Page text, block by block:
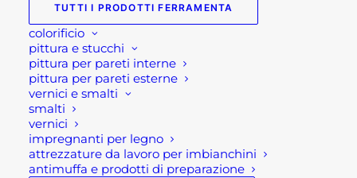
TUTTI I PRODOTTI FERRAMENTA
colorificio
pittura e stucchi
pittura per pareti interne
pittura per pareti esterne
vernici e smalti
smalti
vernici
impregnanti per legno
attrezzature da lavoro per imbianchini
antimuffa e prodotti di preparazione
necessario per aiutarti nella procedura di
acquisto!
Oppure scrivi una mail a
shop@rotacommerciale.it
2 disponibili